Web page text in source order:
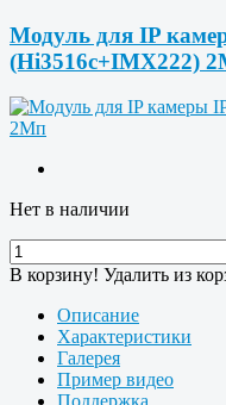
Модуль для IP
(Hi3516c+IMX222)
Нет в наличии
В корзину! Удалить из
Описание
Характеристики
Галерея
Пример видео